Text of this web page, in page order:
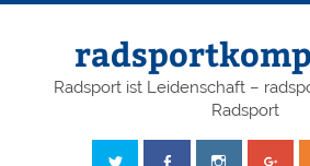
Radsport ist Leidenschaft –
Radsport